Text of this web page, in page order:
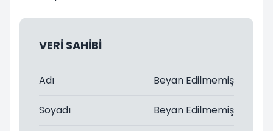
VERİ SAHİBİ
Adı Beyan Edilmemiş
Soyadı Beyan Edilmemiş